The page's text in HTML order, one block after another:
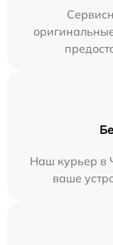
Наш курьер в
ваше